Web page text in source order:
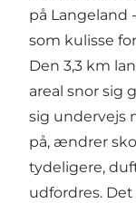
på Langeland
som kulisse
Den 3,3 km
areal snor sig
sig undervejs
på, ændrer
tydeligere,
udfordres.